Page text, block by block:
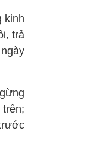
kinh
trả